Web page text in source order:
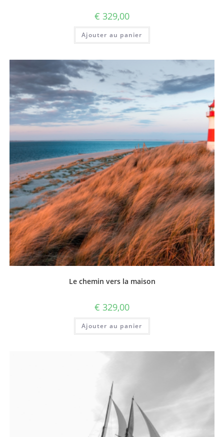
€ 329,00
Ajouter au panier
Le chemin vers la maison
€ 329,00
Ajouter au panier